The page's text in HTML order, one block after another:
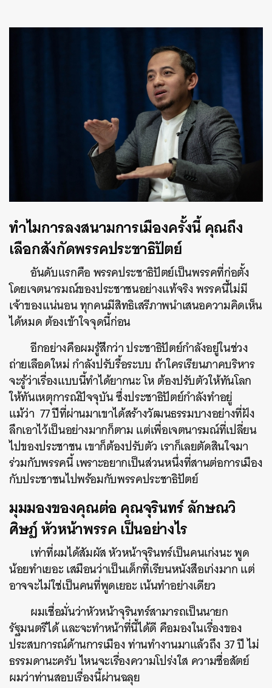
ทำไมการลงสนามการเมืองครั้งนี้ คุณถึง
เลือกสังกัดพรรคประชาธิปัตย์
อันดับแรกคือ พรรคประชาธิปัตย์เป็นพรรคที่ก่อตั้ง
โดยเจตนารมณ์ของประชาชนอย่างแท้จริง พรรคนี้ไม่มี
เจ้าของแน่นอน ทุกคนมีสิทธิเสรีภาพนำเสนอความคิดเห็น
ได้หมด ต้องเข้าใจจุดนี้ก่อน
อีกอย่างคือผมรู้สึกว่า ประชาธิปัตย์กำลังอยู่ในช่วง
ถ่ายเลือดใหม่ กำลังปรับรื้อระบบ ถ้าใครเรียนภาคบริหาร
จะรู้ว่าเรื่องแบบนี้ทำได้ยากนะ โห ต้องปรับตัวให้ทันโลก
ให้ทันเหตุการณ์ปัจจุบัน ซึ่งประชาธิปัตย์กำลังทำอยู่
แม้ว่า 77 ปีที่ผ่านมาเขาได้สร้างวัฒนธรรมบางอย่างที่ฝัง
ลึกเอาไว้เป็นอย่างมากก็ตาม แต่เพื่อเจตนารมณ์ที่เปลี่ยน
ไปของประชาชน เขาก็ต้องปรับตัว เราก็เลยตัดสินใจมา
ร่วมกับพรรคนี้ เพราะอยากเป็นส่วนหนึ่งที่สานต่อการเมือง
กับประชาชนไปพร้อมกับพรรคประชาธิปัตย์
มุมมองของคุณต่อ คุณจุรินทร์ ลักษณวิ
ศิษฏ์ หัวหน้าพรรค เป็นอย่างไร
เท่าที่ผมได้สัมผัส หัวหน้าจุรินทร์เป็นคนเก่งนะ พูด
น้อยทำเยอะ เสมือนว่าเป็นเด็กที่เรียนหนังสือเก่งมาก แต่
อาจจะไม่ใช่เป็นคนที่พูดเยอะ เน้นทำอย่างเดียว
ผมเชื่อมั่นว่าหัวหน้าจุรินทร์สามารถเป็นนายก
รัฐมนตรีได้ และจะทำหน้าที่นี้ได้ดี คือมองในเรื่องของ
ประสบการณ์ด้านการเมือง ท่านทำงานมาแล้วถึง 37 ปี ไม่
ธรรมดานะครับ ไหนจะเรื่องความโปร่งใส ความซื่อสัตย์
ผมว่าท่านสอบเรื่องนี้ผ่านฉลุย